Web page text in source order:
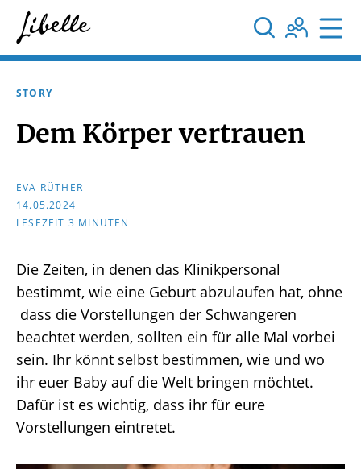
  
STORY
Dem Körper vertrauen
Die Zeiten, in denen das Klinikpersonal
bestimmt, wie eine Geburt abzulaufen hat, ohne
dass die Vorstellungen der Schwangeren
beachtet werden, sollten ein für alle Mal vorbei
sein. Ihr könnt selbst bestimmen, wie und wo
ihr euer Baby auf die Welt bringen möchtet.
Dafür ist es wichtig, dass ihr für eure
Vorstellungen eintretet.
EVA RÜTHER
14.05.2024
LESEZEIT 3 MINUTEN